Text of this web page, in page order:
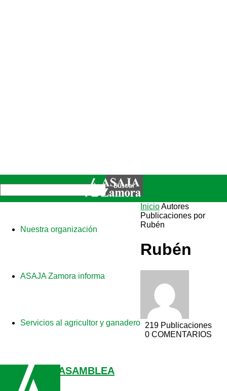
Nuestra organización
ASAJA Zamora informa
Servicios al agricultor y ganadero
InicioAutores
Publicaciones por
Rubén
Rubén
219 Publicaciones
0 COMENTARIOS
ASAMBLEA